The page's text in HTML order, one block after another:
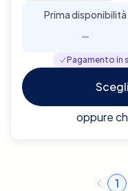
Prima disponibilità
-
Pagamento in
oppure
1